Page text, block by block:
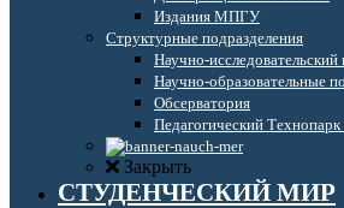
Издания МПГУ
Структурные подразделения
Научно-
Научно-образовательные
Обсерватория
Педагогический
Закрыть
СТУДЕНЧЕСКИЙ МИР